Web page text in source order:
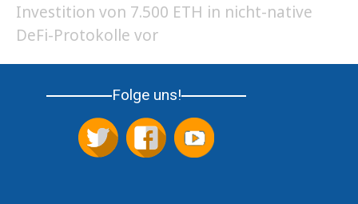
Investition von 7.500 ETH in nicht-native
DeFi-Protokolle vor
Folge uns!